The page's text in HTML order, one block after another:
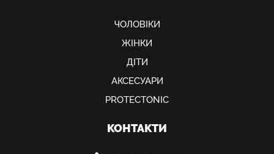
ЧОЛОВІКИ
ЖІНКИ
ДІТИ
АКСЕСУАРИ
PROTECTONIC
КОНТАКТИ